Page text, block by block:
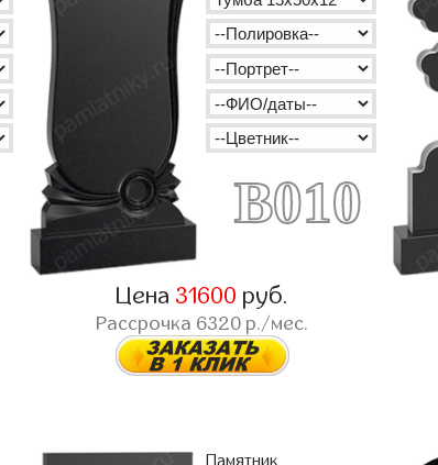
B010
Цена 31600 руб.
Рассрочка 6320 р./мес.
Памятник